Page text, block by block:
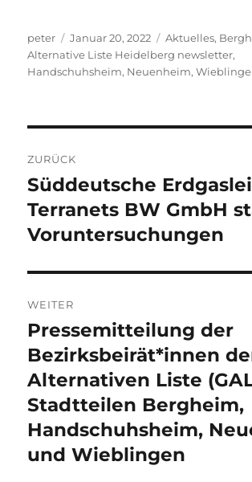
Autor
peter
Veröffentlicht
am
Januar 20, 2022 Kategorien
Aktuelles,
Alternative Liste Heidelberg newsletter,
Handschuhsheim, Neuenheim,
ZURÜCK
Vorheriger
Beitrag:
Süddeutsche
Terranets BW GmbH
Voruntersuchungen
WEITER
Nächster
Beitrag:
Pressemitteilung der
Bezirksbeirät*innen
Alternativen Liste
Stadtteilen Bergheim,
Handschuhsheim,
und Wieblingen